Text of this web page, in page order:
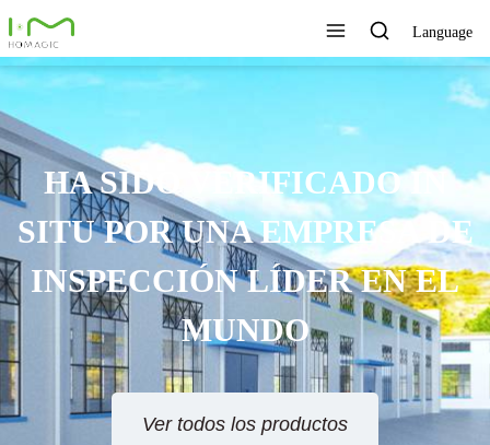
Language
TECNOLOGÍA ÚNICA,
EXCELENTE CALIDAD,
SERVICIO RÁPIDO
Ver todos los productos